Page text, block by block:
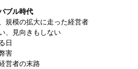
ブル時代
模の拡大に走った経営者
見向きもしない
日
害
営者の末路